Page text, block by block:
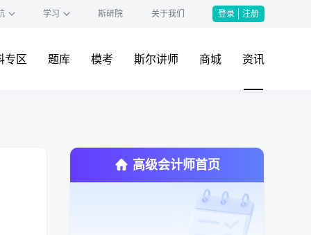
学习 斯研院 关于我们 登录 注册
专区 题库 模考 斯尔讲师 商城 资讯
高级会计师首页